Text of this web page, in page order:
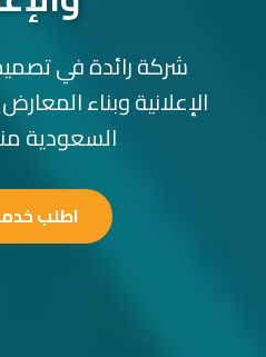
شركة رائدة في
الإعلانية وبناء
السعودية منذ
اطلب